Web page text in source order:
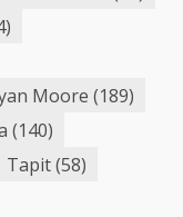
Moore (189)
(140)
Tapit(58)